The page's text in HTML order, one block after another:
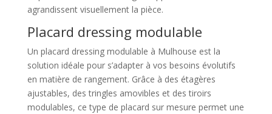
agrandissent visuellement la pièce.
Placard dressing modulable
Un placard dressing modulable à Mulhouse est la
solution idéale pour s’adapter à vos besoins évolutifs
en matière de rangement. Grâce à des étagères
ajustables, des tringles amovibles et des tiroirs
modulables, ce type de placard sur mesure permet une